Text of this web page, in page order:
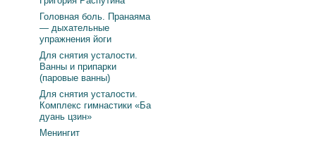
Головная боль. Пранаяма
— дыхательные
упражнения йоги
Для снятия усталости.
Ванны и припарки
(паровые ванны)
Для снятия усталости.
Комплекс гимнастики «Ба
дуань цзин»
Менингит